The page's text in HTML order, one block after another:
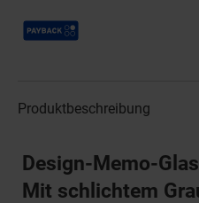
Payback Punkte
Produktbeschreibung
Design-Memo-
Mit schlichtem